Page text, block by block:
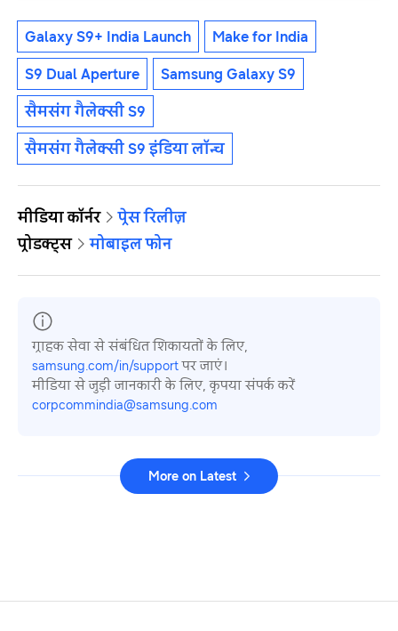
Galaxy S9+ India Launch
Make for India
S9 Dual Aperture
Samsung Galaxy S9
सैमसंग गैलेक्सी S9
सैमसंग गैलेक्सी S9 इंडिया लॉन्च
मीडिया कॉर्नर
प्रेस रिलीज़
प्रोडक्ट्स
मोबाइल फोन
ग्राहक सेवा से संबंधित शिकायतों के लिए,
samsung.com/in/supportपर जाएं।
मीडिया से जुड़ी जानकारी के लिए, कृपया संपर्क करें
corpcommindia@samsung.com
More on Latest